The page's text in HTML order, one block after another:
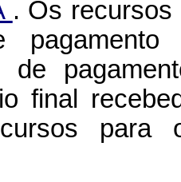
. Os recursos
de
final
para